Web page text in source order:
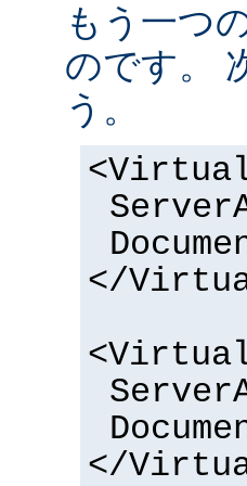
もう一つ
のです。
う。
</
</